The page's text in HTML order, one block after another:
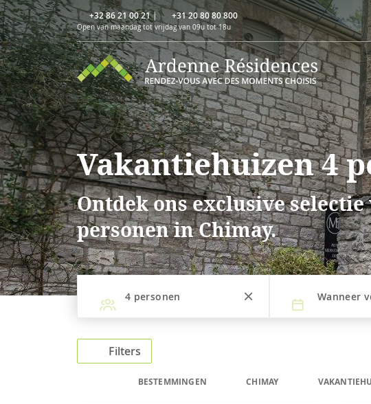
+32 86 21 00 21| +31 20 80 80 800
Open van maandag tot vrijdag van 09u tot 18u
Vakantiehuizen 4
Ontdek ons exclusive
personen in Chimay.
4 personen Wanneer
Filters
BESTEMMINGEN CHIMAY